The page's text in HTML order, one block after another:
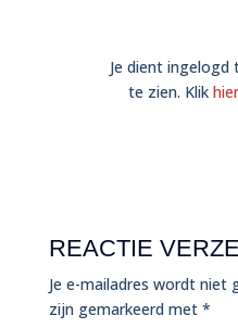
Je dient ingelogd
te zien. Klik
REACTIE
Je e-mailadres wordt niet
zijn gemarkeerd met *